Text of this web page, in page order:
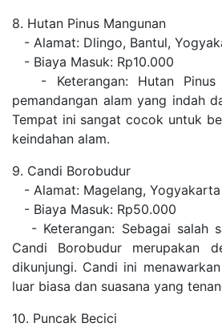
8. Hutan Pinus Mangunan
- Alamat: Dlingo, Bantul,
- Biaya Masuk: Rp10.000
- Keterangan: Hutan Pinus
pemandangan alam yang indah
Tempat ini sangat cocok untuk
keindahan alam.
9. Candi Borobudur
- Alamat: Magelang, Yogyakarta
- Biaya Masuk: Rp50.000
- Keterangan: Sebagai salah
Candi Borobudur merupakan
dikunjungi. Candi ini
luar biasa dan suasana yang
10. Puncak Becici